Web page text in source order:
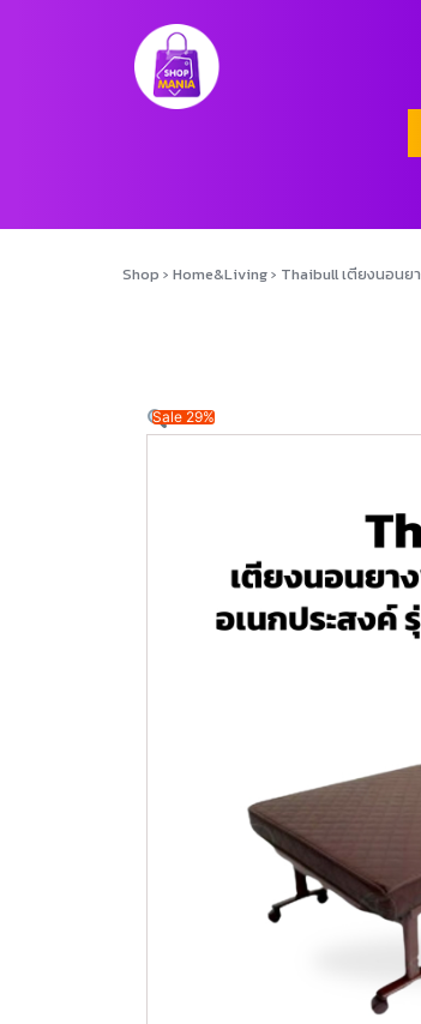
Shop › Home&Living› Thaibull เตียงนอนย
Sale 29%